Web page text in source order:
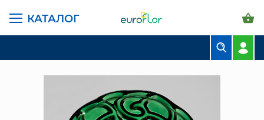
КАТАЛОГ
КОМПОЗИЦИИ
ЦВЕТЫ В ПАЧКАХ
ГЛАВНАЯ СТРАНИЦА КАТАЛОГ ПРЕДМЕТЫ ИНТЕРЬЕРА